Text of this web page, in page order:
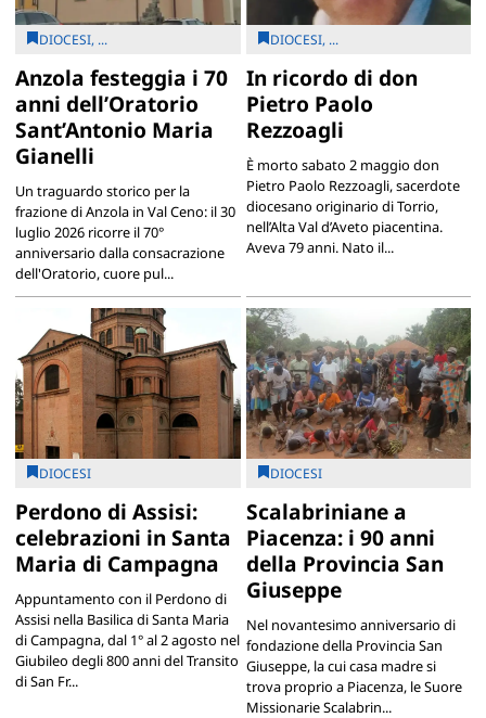
DIOCESI, ...
Anzola festeggia i 70
anni dell’Oratorio
Sant’Antonio Maria
Gianelli
Un traguardo storico per la
frazione di Anzola in Val Ceno: il 30
luglio 2026 ricorre il 70°
anniversario dalla consacrazione
dell'Oratorio, cuore pul...
DIOCESI, ...
In ricordo di don
Pietro Paolo
Rezzoagli
È morto sabato 2 maggio don
Pietro Paolo Rezzoagli, sacerdote
diocesano originario di Torrio,
nell’Alta Val d’Aveto piacentina.
Aveva 79 anni. Nato il...
DIOCESI
Perdono di Assisi:
celebrazioni in Santa
Maria di Campagna
Appuntamento con il Perdono di
Assisi nella Basilica di Santa Maria
di Campagna, dal 1° al 2 agosto nel
Giubileo degli 800 anni del Transito
di San Fr...
DIOCESI
Scalabriniane a
Piacenza: i 90 anni
della Provincia San
Giuseppe
Nel novantesimo anniversario di
fondazione della Provincia San
Giuseppe, la cui casa madre si
trova proprio a Piacenza, le Suore
Missionarie Scalabrin...